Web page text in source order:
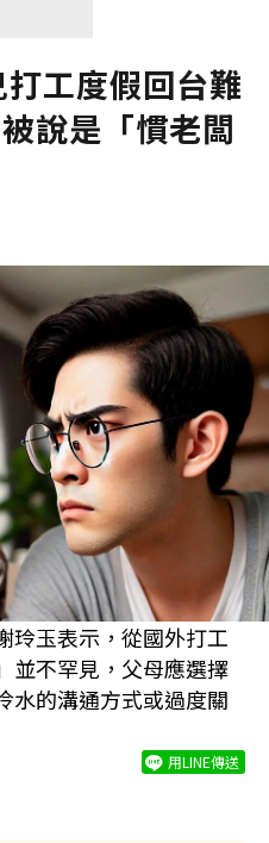
打工度假回台難
說是「慣老闆
玲玉表示，從國外打工
並不罕見，父母應選擇
水的溝通方式或過度關
用LINE傳送